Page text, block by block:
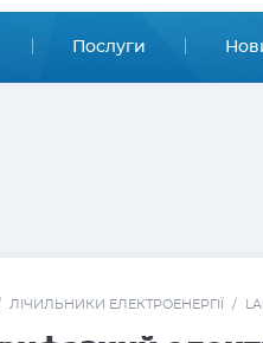
Послуги
ЛІЧИЛЬНИКИ ЕЛЕКТРОЕНЕРГІЇ /